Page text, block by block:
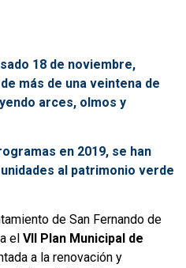
18 de noviembre,
más de una veintena de
arces, olmos y
en 2019, se han
al patrimonio verde
de San Fernando de
elVII Plan Municipal de
a la renovación y